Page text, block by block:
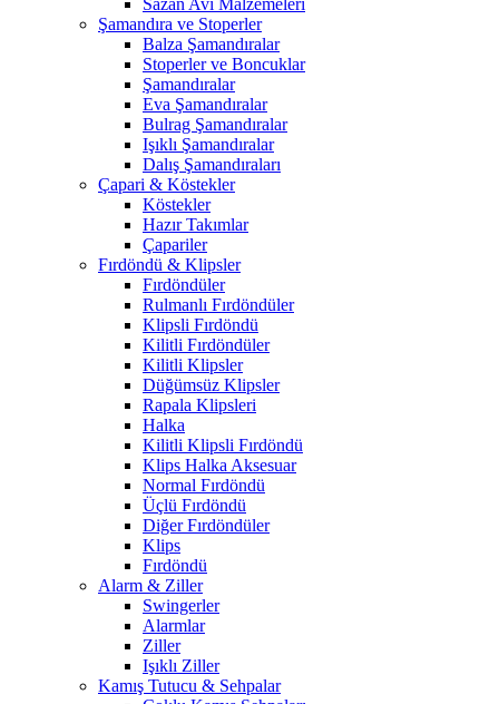
Sazan Avı Malzemeleri
Şamandıra ve Stoperler
Balza Şamandıralar
Stoperler ve Boncuklar
Şamandıralar
Eva Şamandıralar
Bulrag Şamandıralar
Işıklı Şamandıralar
Dalış Şamandıraları
Çapari & Köstekler
Köstekler
Hazır Takımlar
Çapariler
Fırdöndü & Klipsler
Fırdöndüler
Rulmanlı Fırdöndüler
Klipsli Fırdöndü
Kilitli Fırdöndüler
Kilitli Klipsler
Düğümsüz Klipsler
Rapala Klipsleri
Halka
Kilitli Klipsli Fırdöndü
Klips Halka Aksesuar
Normal Fırdöndü
Üçlü Fırdöndü
Diğer Fırdöndüler
Klips
Fırdöndü
Alarm & Ziller
Swingerler
Alarmlar
Ziller
Işıklı Ziller
Kamış Tutucu & Sehpalar